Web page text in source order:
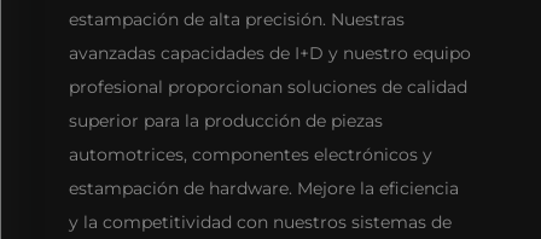
estampación de alta precisión. Nuestras
avanzadas capacidades de I+D y nuestro equipo
profesional proporcionan soluciones de calidad
superior para la producción de piezas
automotrices, componentes electrónicos y
estampación de hardware. Mejore la eficiencia
y la competitividad con nuestros sistemas de